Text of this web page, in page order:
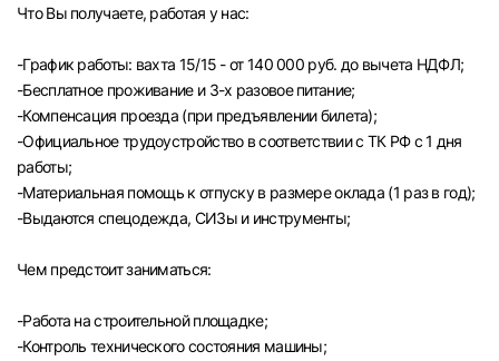
Ульяновск
Курган
Уфа
Что Вы получаете, работая у нас:
-График работы: вахта 15/15 - от 140 000 руб. до вычета НДФЛ;
-Бесплатное проживание и 3-х разовое питание;
-Компенсация проезда (при предъявлении билета);
-Официальное трудоустройство в соответствии с ТК РФ с 1 дня
работы;
-Материальная помощь к отпуску в размере оклада (1 раз в год);
-Выдаются спецодежда, СИЗы и инструменты;
Чем предстоит заниматься:
-Paбота на строительной площадке;
-Контроль технического состояния машины;